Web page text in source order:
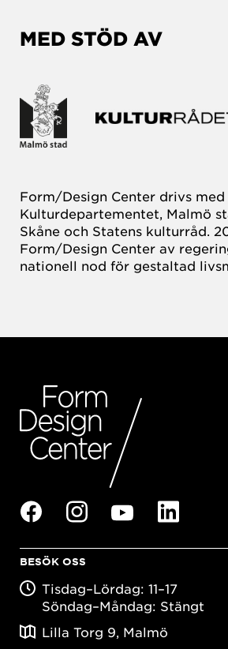
MED STÖD AV
Form/Design Center drivs
Kulturdepartementet, Malmö
Skåne och Statens kulturråd.
Form/Design Center av
nationell nod för gestaltad
BESÖK OSS
Tisdag–Lördag: 11–17
Söndag–Måndag: Stängt
Lilla Torg 9, Malmö